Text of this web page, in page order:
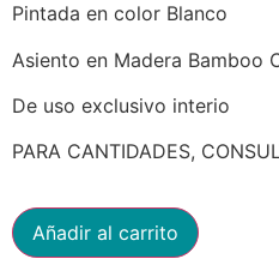
Pintada en color Blanco
Asiento en Madera Bamboo
De uso exclusivo interio
PARA CANTIDADES,
Añadir al carrito